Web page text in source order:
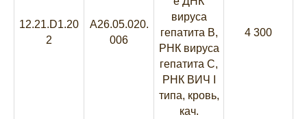
12.21.D1.20
2
A26.05.020.
006
вируса
гепатита В,
РНК вируса
гепатита С,
РНК ВИЧ I
типа, кровь,
кач.
4 300